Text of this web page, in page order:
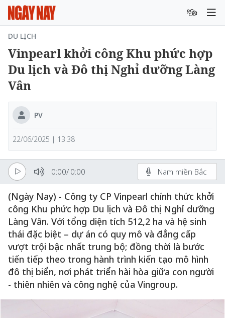
DU LỊCH
Vinpearl khởi công Khu phức hợp
Du lịch và Đô thị Nghỉ dưỡng Làng
Vân
PV
22/06/2025 | 13:38
0:00/ 0:00 Nam miền Bắc
(Ngày Nay) - Công ty CP Vinpearl chính thức khởi
công Khu phức hợp Du lịch và Đô thị Nghỉ dưỡng
Làng Vân. Với tổng diện tích 512,2 ha và hệ sinh
thái đặc biệt – dự án có quy mô và đẳng cấp
vượt trội bậc nhất trung bộ; đồng thời là bước
tiến tiếp theo trong hành trình kiến tạo mô hình
đô thị biển, nơi phát triển hài hòa giữa con người
- thiên nhiên và công nghệ của Vingroup.